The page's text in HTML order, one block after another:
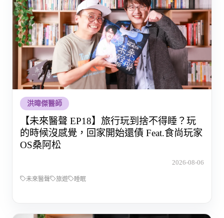
洪暐傑醫師
【未來醫聲 EP18】旅行玩到捨不得睡？玩
的時候沒感覺，回家開始還債 Feat.食尚玩家
OS桑阿松
2026-08-06
未來醫聲 旅遊 睡眠